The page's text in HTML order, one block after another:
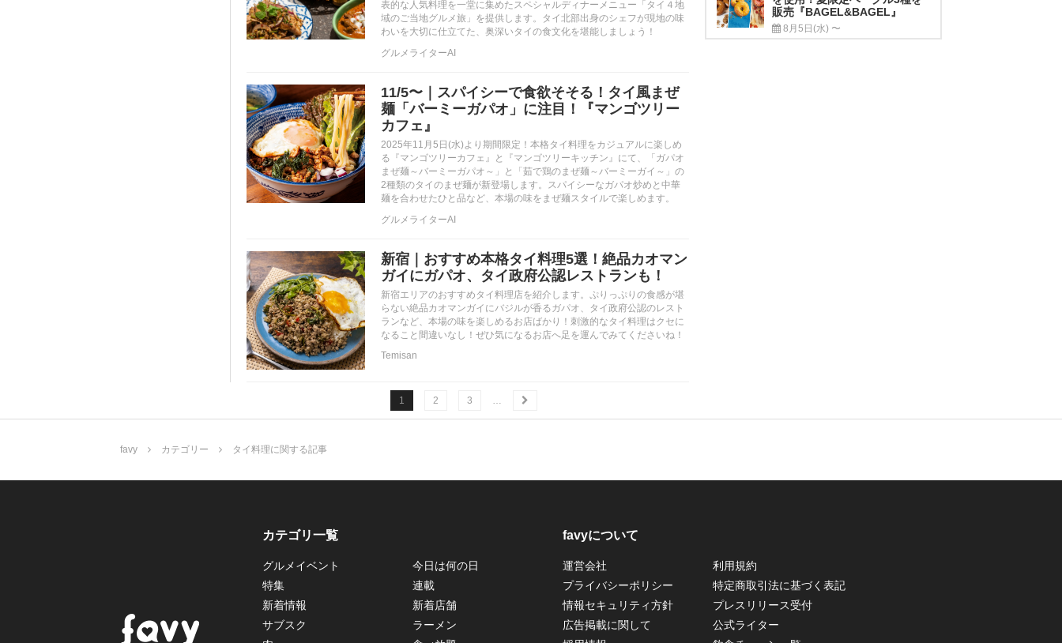
表的な人気料理を一堂に集めたスペシャルディナーメニュー「タイ４地
域のご当地グルメ旅」を提供します。タイ北部出身のシェフが現地の味
わいを大切に仕立てた、奥深いタイの食文化を堪能しましょう！
グルメライターAI
11/5〜｜スパイシーで食欲そそる！タイ風まぜ
麺「バーミーガパオ」に注目！『マンゴツリー
カフェ』
2025年11月5日(水)より期間限定！本格タイ料理をカジュアルに楽しめ
る『マンゴツリーカフェ』と『マンゴツリーキッチン』にて、「ガパオ
まぜ麺～バーミーガパオ～」と「茹で鶏のまぜ麺～バーミーガイ～」の
2種類のタイのまぜ麺が新登場します。スパイシーなガパオ炒めと中華
麺を合わせたひと品など、本場の味をまぜ麺スタイルで楽しめます。
グルメライターAI
新宿｜おすすめ本格タイ料理5選！絶品カオマン
ガイにガパオ、タイ政府公認レストランも！
新宿エリアのおすすめタイ料理店を紹介します。ぷりっぷりの食感が堪
らない絶品カオマンガイにバジルが香るガパオ、タイ政府公認のレスト
ランなど、本場の味を楽しめるお店ばかり！刺激的なタイ料理はクセに
なること間違いなし！ぜひ気になるお店へ足を運んでみてくださいね！
Temisan
1 2 3
販売『BAGEL&BAGEL』
8月5日(水) 〜
favy カテゴリー タイ料理に関する記事
カテゴリ一覧
グルメイベント
今日は何の日
特集
連載
新着情報
新着店舗
サブスク
ラーメン
favyについて
運営会社
利用規約
プライバシーポリシー
特定商取引法に基づく表記
情報セキュリティ方針
プレスリリース受付
広告掲載に関して
公式ライター